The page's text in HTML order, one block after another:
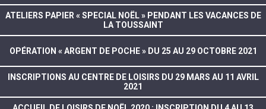
ATELIERS PAPIER « SPECIAL NOËL » PENDANT LES VACANCES DE
LA TOUSSAINT
OPÉRATION « ARGENT DE POCHE » DU 25 AU 29 OCTOBRE 2021
INSCRIPTIONS AU CENTRE DE LOISIRS DU 29 MARS AU 11 AVRIL
2021